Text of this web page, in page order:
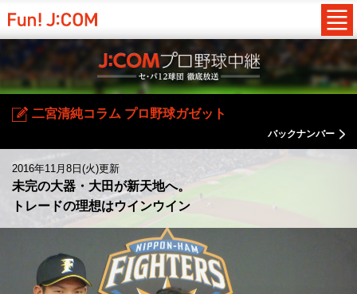
二宮清純コラム プロ野球ガゼット
バックナンバー
2016年11月8日(火)更新
未完の大器・大田が新天地へ。
トレードの理想はウインウイン